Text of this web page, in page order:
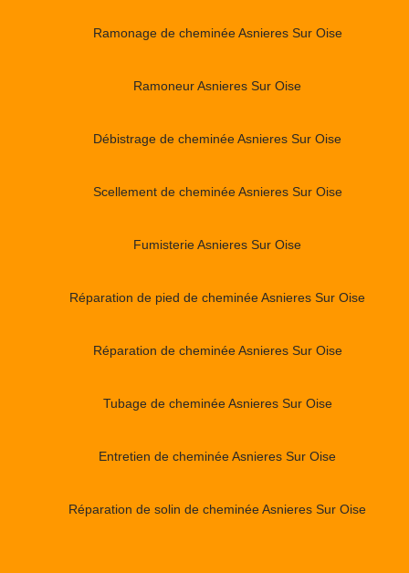
Ramonage de cheminée Asnieres Sur Oise
Ramoneur Asnieres Sur Oise
Débistrage de cheminée Asnieres Sur Oise
Scellement de cheminée Asnieres Sur Oise
Fumisterie Asnieres Sur Oise
Réparation de pied de cheminée Asnieres Sur Oise
Réparation de cheminée Asnieres Sur Oise
Tubage de cheminée Asnieres Sur Oise
Entretien de cheminée Asnieres Sur Oise
Réparation de solin de cheminée Asnieres Sur Oise